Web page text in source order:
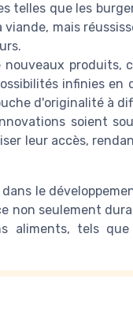
telles que les
mais
nouveaux produits,
infinies en
d'originalité à
soient
leur accès,
le
non seulement
aliments, tels que